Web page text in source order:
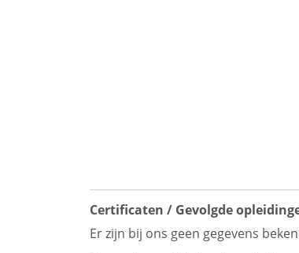
Certificaten / Gevolgde
Er zijn bij ons geen gegevens